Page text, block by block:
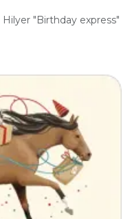
"Birthday express"